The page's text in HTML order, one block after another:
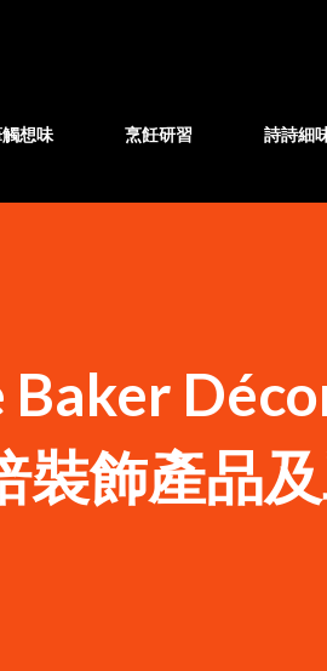
想味 烹飪研習 詩詩細
Baker
裝飾產品